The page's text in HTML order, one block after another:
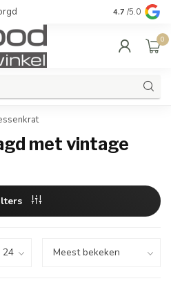
Kwaliteit &
4.7 /5.0
0
met vintage